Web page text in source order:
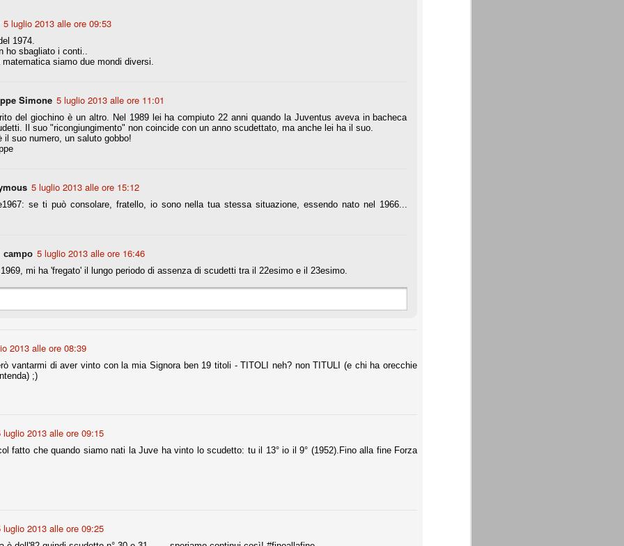
5 luglio 2013 alle ore 09:53
1974.
ho sbagliato i conti..
matematica siamo due mondi diversi.
Simone 5 luglio 2013 alle ore 11:01
del giochino è un altro. Nel 1989 lei ha compiuto 22 anni quando la Juventus aveva in bacheca
Il suo "ricongiungimento" non coincide con un anno scudettato, ma anche lei ha il suo.
il suo numero, un saluto gobbo!
5 luglio 2013 alle ore 15:12
se ti può consolare, fratello, io sono nella tua stessa situazione, essendo nato nel 1966...
campo 5 luglio 2013 alle ore 16:46
mi ha 'fregato' il lungo periodo di assenza di scudetti tra il 22esimo e il 23esimo.
2013 alle ore 08:39
vantarmi di aver vinto con la mia Signora ben 19 titoli - TITOLI neh? non TITULI (e chi ha orecchie
;)
luglio 2013 alle ore 09:15
fatto che quando siamo nati la Juve ha vinto lo scudetto: tu il 13° io il 9° (1952).Fino alla fine Forza
luglio 2013 alle ore 09:25
annunciate di Tevez e Pirlo, svecchiando al contempo una rosa
di Rugani, Dybala e Zaza, il gentleman agreement con il
sono tutte mosse che puntano a ringiovanire la rosa affidandosi a
per la Juventus l'epoca degli accordi di compartecipazione
la data finale, data nella quale quella forma contrattuale (con
accordo) dovrà scomparire dal calcio italiano.
accordi di compartecipazione ancora in essere.
del Sassuolo, così come Berardi (ora al 100%). Se uno dei due
atto di quanto costerà. Di certo, quei due giocatori, insieme a
parecchio. Non sul piano sportivo, ma su quello finanziario. E non
Marotta del quale una parte della tifoseria juventina sembra non
Comproprietà - Capitolo finale
Finita un'altra stagione di trionfi, è tempo ora per la Juve di
stagione.
estinguere definitivamente la pratica delle comproprietà. Per
le società, la FIGC aveva dato inizialmente un anno di tempo,
poi decidere di concedere una proroga fino a giugno 2015.
orgogliosi di un gruppo (società, dirigenti, staff tecnico, squadra)
Una squadra che ha saputo cambiare guida tecnica, staff,
di gioco, interpreti, mentalità in campo... riproponendosi sempre e
ai rigori).